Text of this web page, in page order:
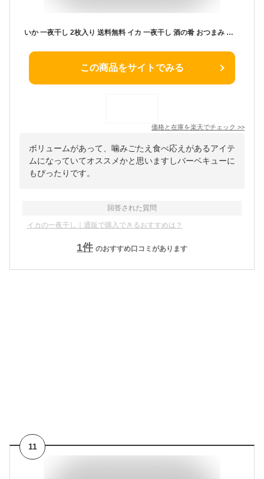
いか 一夜干し 2枚入り 送料無料 イカ 一夜干し 酒の肴 おつまみ 焼きイカ 炙り BBQ バーベキュー 天ぷら バター焼き 七味マヨ ホイル焼き
この商品をサイトでみる
価格と在庫を楽天でチェック >>
ボリュームがあって、噛みごたえ食べ応えがあるアイテ
ムになっていてオススメかと思いますしバーベキューに
もぴったりです。
回答された質問
イカの一夜干し｜通販で購入できるおすすめは？
1件 のおすすめ口コミがあります
11